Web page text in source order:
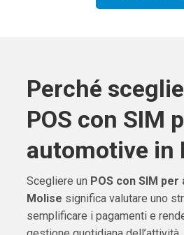
Perché
POS con SIM
automotive in
Scegliere un POS con SIM
Molise significa valutare uno
semplificare i pagamenti e